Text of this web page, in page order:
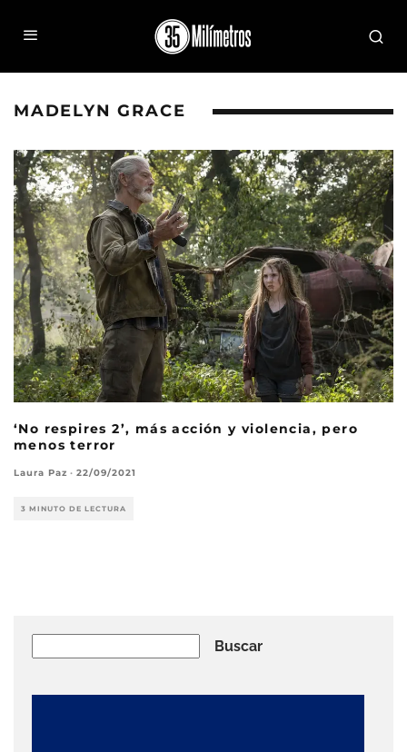
MADELYN GRACE
‘No respires 2’, más acción y violencia, pero
menos terror
Laura Paz · 22/09/2021
3 MINUTO DE LECTURA
Buscar